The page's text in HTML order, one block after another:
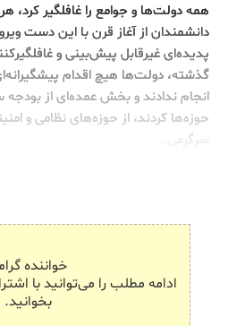
همه دولت‌ها و جوامع را غافلگیر کرد،
دانشمندان از آغاز قرن با این دست
پدیده‌ای غیرقابل پیش‌بینی و
گذشته، دولت‌ها هیچ اقدام
انجام ندادند و بخش عمده‌ای از
حوزه‌ها کردند، از حوزه‌های نظامی و
سرگرمی.
خواننده
ادامه مطلب را می‌توانید با
بخوانید.